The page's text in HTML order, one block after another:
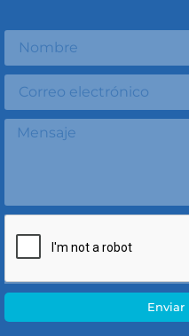
Enviar